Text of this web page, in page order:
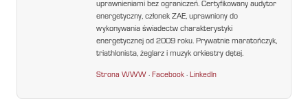
uprawnieniami bez ograniczeń. Certyfikowany audytor
energetyczny, członek ZAE, uprawniony do
wykonywania świadectw charakterystyki
energetycznej od 2009 roku. Prywatnie maratończyk,
triathlonista, żeglarz i muzyk orkiestry dętej.
Strona WWW ·Facebook ·LinkedIn